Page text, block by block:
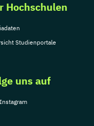
Hochschulen
Studienportale
uns auf
Instagram